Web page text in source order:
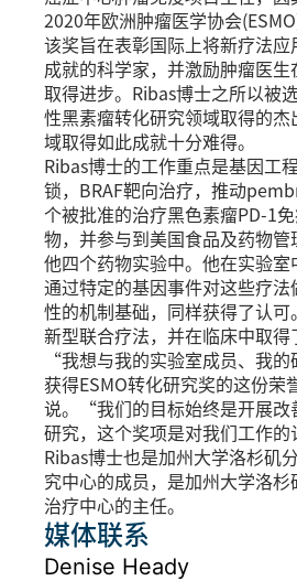
2020年欧洲肿瘤医学协会
该奖旨在表彰国际上将新疗法
成就的科学家，并激励肿瘤医
取得进步。Ribas博士之所以被
性黑素瘤转化研究领域取得的
域取得如此成就十分难得。
Ribas博士的工作重点是基因工
锁，BRAF靶向治疗，推动
个被批准的治疗黑色素瘤PD-1
物，并参与到美国食品及药物管
他四个药物实验中。他在实验
通过特定的基因事件对这些疗
性的机制基础，同样获得了认
新型联合疗法，并在临床中取得
“我想与我的实验室成员、我
获得ESMO转化研究奖的这份
说。“我们的目标始终是开展改
研究，这个奖项是对我们工作的
Ribas博士也是加州大学洛杉矶
究中心的成员，是加州大学洛
治疗中心的主任。
媒体联系
Denise Heady